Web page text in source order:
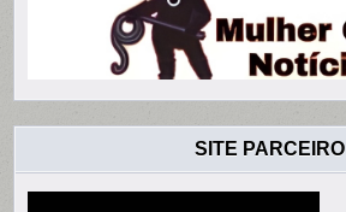
SITE PARCEIRO